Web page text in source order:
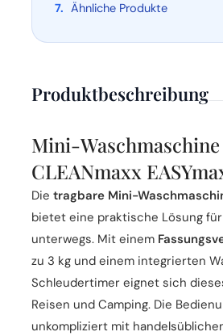
Ähnliche Produkte
Produktbeschreibung
Mini-Waschmaschine
CLEANmaxx
Die tragbare Mini-
bietet eine praktische Lösung
unterwegs. Mit einem
zu 3 kg und einem integrierten
Schleudertimer eignet sich
Reisen und Camping. Die
unkompliziert mit